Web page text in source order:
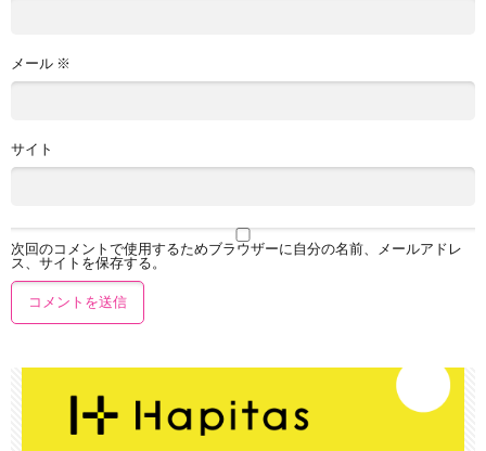
メール ※
サイト
次回のコメントで使用するためブラウザーに自分の名前、メールアドレ
ス、サイトを保存する。